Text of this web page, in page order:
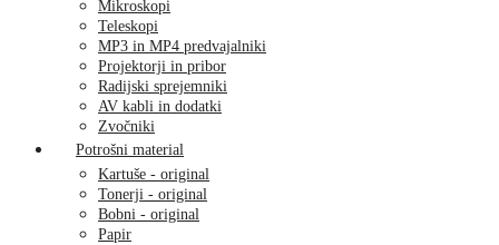
Mikroskopi
Teleskopi
MP3 in MP4 predvajalniki
Projektorji in pribor
Radijski sprejemniki
AV kabli in dodatki
Zvočniki
Potrošni material
Kartuše - original
Tonerji - original
Bobni - original
Papir